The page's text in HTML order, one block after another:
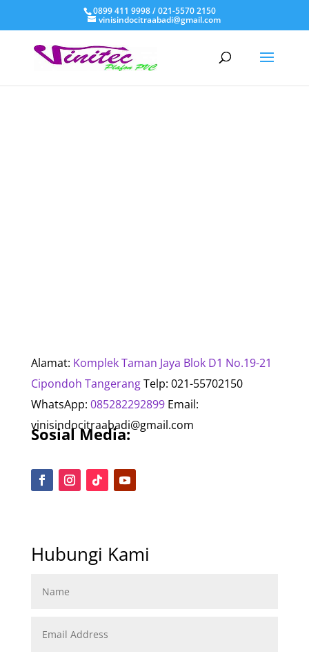
0899 411 9998 / 021-5570 2150
vinisindocitraabadi@gmail.com
Alamat: Komplek Taman Jaya Blok D1 No.19-21
Cipondoh TangerangTelp: 021-55702150
WhatsApp: 085282292899Email:
vinisindocitraabadi@gmail.com
Sosial Media:
Hubungi Kami